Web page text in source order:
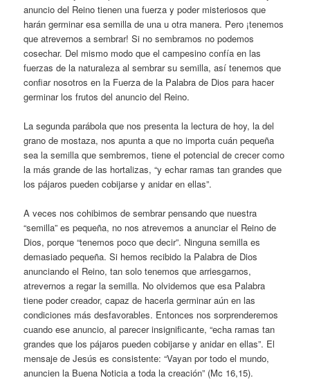
anuncio del Reino tienen una fuerza y poder misteriosos que
harán germinar esa semilla de una u otra manera. Pero ¡tenemos
que atrevernos a sembrar! Si no sembramos no podemos
cosechar. Del mismo modo que el campesino confía en las
fuerzas de la naturaleza al sembrar su semilla, así tenemos que
confiar nosotros en la Fuerza de la Palabra de Dios para hacer
germinar los frutos del anuncio del Reino.
La segunda parábola que nos presenta la lectura de hoy, la del
grano de mostaza, nos apunta a que no importa cuán pequeña
sea la semilla que sembremos, tiene el potencial de crecer como
la más grande de las hortalizas, “y echar ramas tan grandes que
los pájaros pueden cobijarse y anidar en ellas”.
A veces nos cohibimos de sembrar pensando que nuestra
“semilla” es pequeña, no nos atrevemos a anunciar el Reino de
Dios, porque “tenemos poco que decir”. Ninguna semilla es
demasiado pequeña. Si hemos recibido la Palabra de Dios
anunciando el Reino, tan solo tenemos que arriesgarnos,
atrevernos a regar la semilla. No olvidemos que esa Palabra
tiene poder creador, capaz de hacerla germinar aún en las
condiciones más desfavorables. Entonces nos sorprenderemos
cuando ese anuncio, al parecer insignificante, “echa ramas tan
grandes que los pájaros pueden cobijarse y anidar en ellas”. El
mensaje de Jesús es consistente: “Vayan por todo el mundo,
anuncien la Buena Noticia a toda la creación” (Mc 16,15).